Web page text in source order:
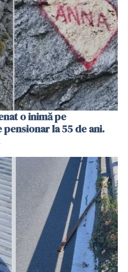
o inimă pe
la 55 de ani.